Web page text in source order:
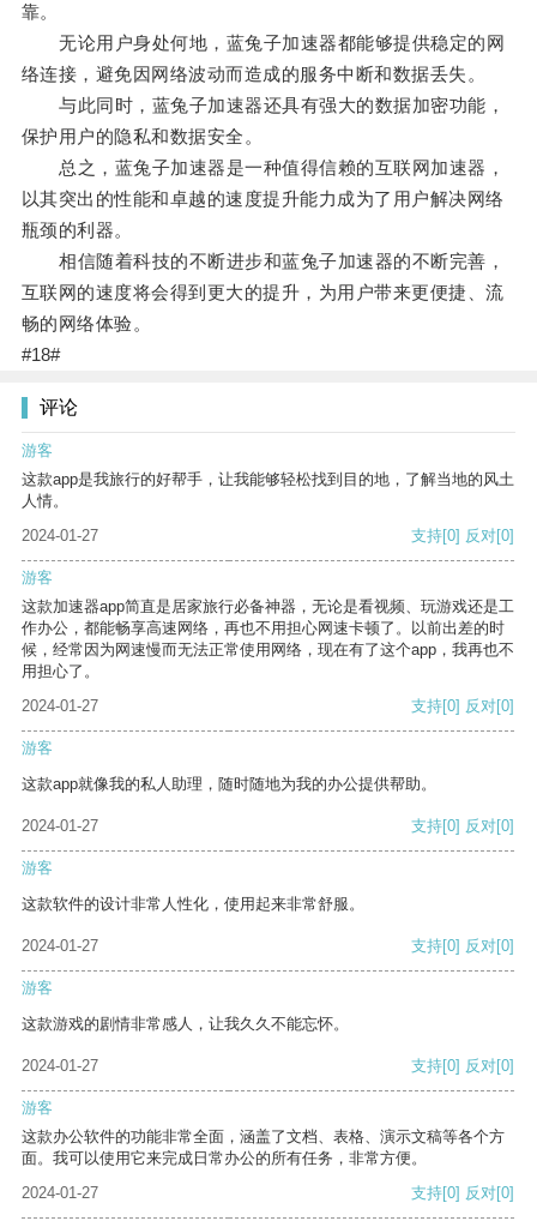
靠。
无论用户身处何地，蓝兔子加速器都能够提供稳定的网
络连接，避免因网络波动而造成的服务中断和数据丢失。
与此同时，蓝兔子加速器还具有强大的数据加密功能，
保护用户的隐私和数据安全。
总之，蓝兔子加速器是一种值得信赖的互联网加速器，
以其突出的性能和卓越的速度提升能力成为了用户解决网络
瓶颈的利器。
相信随着科技的不断进步和蓝兔子加速器的不断完善，
互联网的速度将会得到更大的提升，为用户带来更便捷、流
畅的网络体验。
#18#
评论
游客
这款app是我旅行的好帮手，让我能够轻松找到目的地，了解当地的风土
人情。
2024-01-27
支持[0] 反对[0]
游客
这款加速器app简直是居家旅行必备神器，无论是看视频、玩游戏还是工
作办公，都能畅享高速网络，再也不用担心网速卡顿了。以前出差的时
候，经常因为网速慢而无法正常使用网络，现在有了这个app，我再也不
用担心了。
2024-01-27
支持[0] 反对[0]
游客
这款app就像我的私人助理，随时随地为我的办公提供帮助。
2024-01-27 支持[0] 反对[0]
游客
这款软件的设计非常人性化，使用起来非常舒服。
2024-01-27 支持[0] 反对[0]
游客
这款游戏的剧情非常感人，让我久久不能忘怀。
2024-01-27 支持[0] 反对[0]
游客
这款办公软件的功能非常全面，涵盖了文档、表格、演示文稿等各个方
面。我可以使用它来完成日常办公的所有任务，非常方便。
2024-01-27
支持[0] 反对[0]